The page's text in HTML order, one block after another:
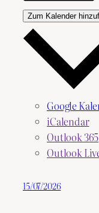
Zum Kalender
Google
iCalendar
Outlook 365
Outlook
15/07/2026